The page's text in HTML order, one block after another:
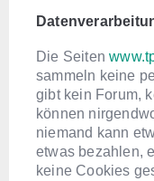
Die Seiten
sammeln keine
gibt kein Forum,
können
niemand kann
etwas bezahlen,
keine Cookies